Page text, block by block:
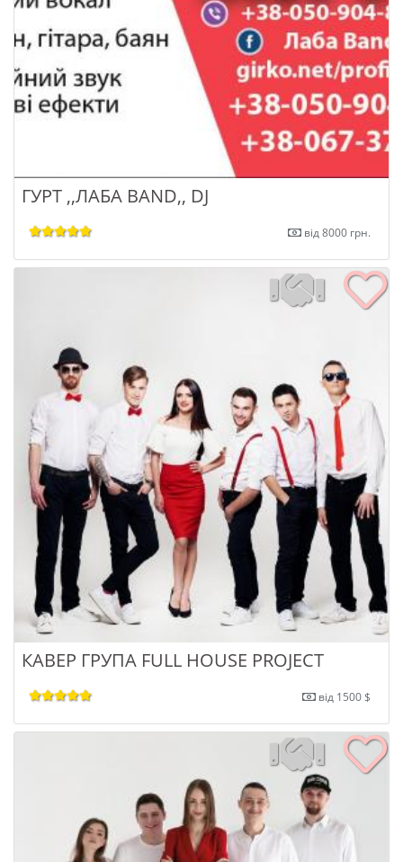
ГУРТ ,,ЛАБА BAND,, DJ
від 8000 грн.
КАВЕР ГРУПА FULL HOUSE PROJECT
від 1500 $